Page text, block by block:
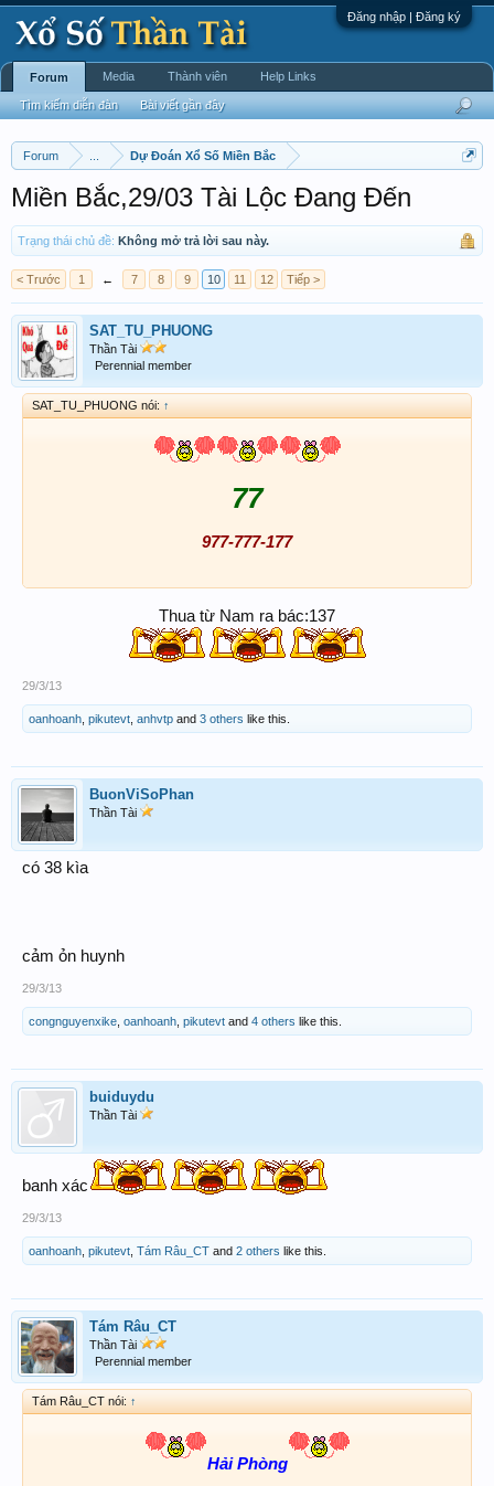
Đăng nhập | Đăng ký
Forum Dự Đoán Xổ Số Miền Bắc
Miền Bắc,29/03 Tài Lộc Đang Đến
Trạng thái chủ đề: Không mở trả lời sau này.
< Trước 1 ← 7 8 9 10 11 12 Tiếp >
SAT_TU_PHUONG
Thần Tài
Perennial member
SAT_TU_PHUONG nói: ↑
77
977-777-177
Thua từ Nam ra bác:137
29/3/13
oanhoanh pikutevt anhvtp and 3 others like this.
BuonViSoPhan
Thần Tài
có 38 kìa
cảm ỏn huynh
29/3/13
congnguyenxike oanhoanh pikutevt and 4 others like this.
buiduydu
Thần Tài
banh xác
29/3/13
oanhoanh pikutevt Tám Râu_CT and 2 others like this.
Tám Râu_CT
Thần Tài
Perennial member
Tám Râu_CT nói: ↑
Hải Phòng
Forum
Tìm kiếm diễn đàn Bài viết gần đây
Media Thành viên Help Links